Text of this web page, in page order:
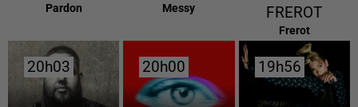
Pardon Messy
FREROT
Frerot
20h03
20h03 20h00
20h00 19h56
19h56